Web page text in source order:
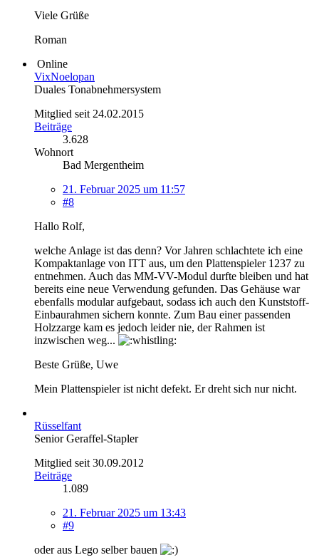
Viele Grüße
Roman
Online
VixNoelopan
Duales Tonabnehmersystem
Mitglied seit 24.02.2015
Beiträge
3.628
Wohnort
Bad Mergentheim
21. Februar 2025 um 11:57
#8
Hallo Rolf,
welche Anlage ist das denn? Vor Jahren schlachtete ich eine
Kompaktanlage von ITT aus, um den Plattenspieler 1237 zu
entnehmen. Auch das MM-VV-Modul durfte bleiben und hat
bereits eine neue Verwendung gefunden. Das Gehäuse war
ebenfalls modular aufgebaut, sodass ich auch den Kunststoff-
Einbaurahmen sichern konnte. Zum Bau einer passenden
Holzzarge kam es jedoch leider nie, der Rahmen ist
inzwischen weg...
Beste Grüße, Uwe
Mein Plattenspieler ist nicht defekt. Er dreht sich nur nicht.
Rüsselfant
Senior Geraffel-Stapler
Mitglied seit 30.09.2012
Beiträge
1.089
21. Februar 2025 um 13:43
#9
oder aus Lego selber bauen